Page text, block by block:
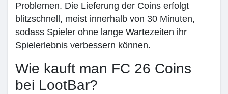
Problemen. Die Lieferung der Coins erfolgt
blitzschnell, meist innerhalb von 30 Minuten,
sodass Spieler ohne lange Wartezeiten ihr
Spielerlebnis verbessern können.
Wie kauft man FC 26 Coins
bei LootBar?